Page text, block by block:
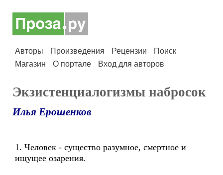
Авторы Произведения Рецензии
Поиск
Магазин
О портале Вход для авторов
Экзистенциалогизмы набросок
Илья Ерошенков
1. Человек - существо разумное, смертное и
ищущее озарения.